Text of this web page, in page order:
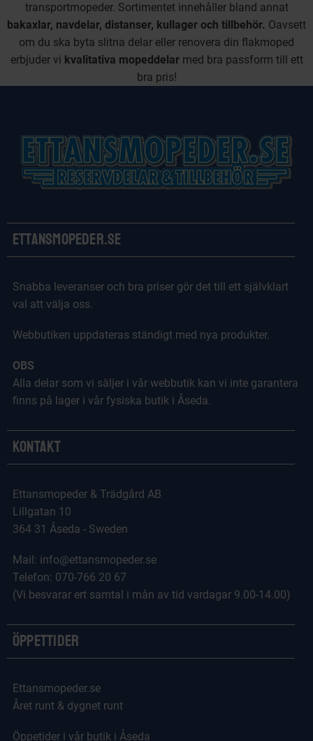
transportmopeder. Sortimentet innehåller bland annat
bakaxlar, navdelar, distanser, kullager och tillbehör. Oavsett
om du ska byta slitna delar eller renovera din flakmoped
erbjuder vi kvalitativa mopeddelar med bra passform till ett
bra pris!
Ettansmopeder.se
Snabba leveranser och bra priser gör det till ett självklart
val att välja oss.
Webbutiken uppdateras ständigt med nya produkter.
OBS
Alla delar som vi säljer i vår webbutik kan vi inte garantera
finns på lager i vår fysiska butik i Åseda.
Kontakt
Ettansmopeder & Trädgård AB
Lillgatan 10
364 31 Åseda - Sweden
Mail: info@ettansmopeder.se
Telefon: 070-766 20 67
(Vi besvarar ert samtal i mån av tid vardagar 9.00-14.00)
Öppettider
Ettansmopeder.se
Året runt & dygnet runt
Öppetider i vår butik i Åseda